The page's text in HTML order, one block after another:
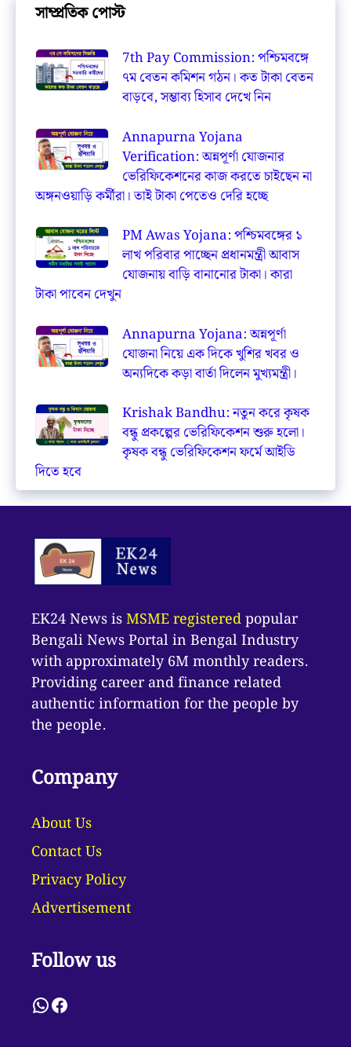
সাম্প্রতিক পোস্ট
7th Pay Commission: পশ্চিমবঙ্গে
৭ম বেতন কমিশন গঠন। কত টাকা বেতন
বাড়বে, সম্ভাব্য হিসাব দেখে নিন
Annapurna Yojana
Verification: অন্নপূর্ণা যোজনার
ভেরিফিকেশনের কাজ করতে চাইছেন না
অঙ্গনওয়াড়ি কর্মীরা। তাই টাকা পেতেও দেরি হচ্ছে
PM Awas Yojana: পশ্চিমবঙ্গের ১
লাখ পরিবার পাচ্ছেন প্রধানমন্ত্রী আবাস
যোজনায় বাড়ি বানানোর টাকা। কারা
টাকা পাবেন দেখুন
Annapurna Yojana: অন্নপূর্ণা
যোজনা নিয়ে এক দিকে খুশির খবর ও
অন্যদিকে কড়া বার্তা দিলেন মুখ্যমন্ত্রী।
Krishak Bandhu: নতুন করে কৃষক
বন্ধু প্রকল্পের ভেরিফিকেশন শুরু হলো।
কৃষক বন্ধু ভেরিফিকেশন ফর্মে আইডি
দিতে হবে
EK24 News isMSME registeredpopular
Bengali News Portal in Bengal Industry
with approximately 6M monthly readers.
Providing career and finance related
authentic information for the people by
the people.
Company
About Us
Contact Us
Privacy Policy
Advertisement
Follow us
WhatsApp
Facebook